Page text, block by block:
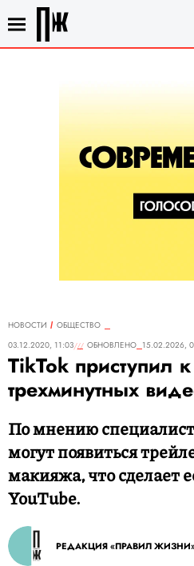
НОВОСТИ
ОБЩЕСТВО
03.12.2020, 11:03
ОБНОВЛЕНО 15.02.2026,
TikTok приступил
трехминутных
По мнению
могут появиться
макияжа, что сделает
YouTube.
РЕДАКЦИЯ «ПРАВИЛ